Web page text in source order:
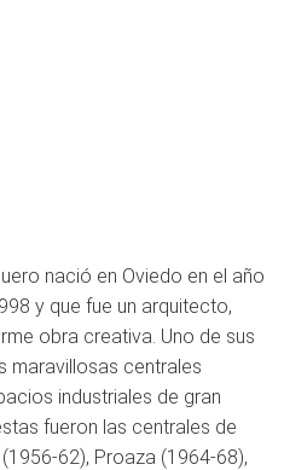
nació en Oviedo en el año
y que fue un arquitecto,
obra creativa. Uno de sus
maravillosas centrales
industriales de gran
fueron las centrales de
62), Proaza (1964-68),